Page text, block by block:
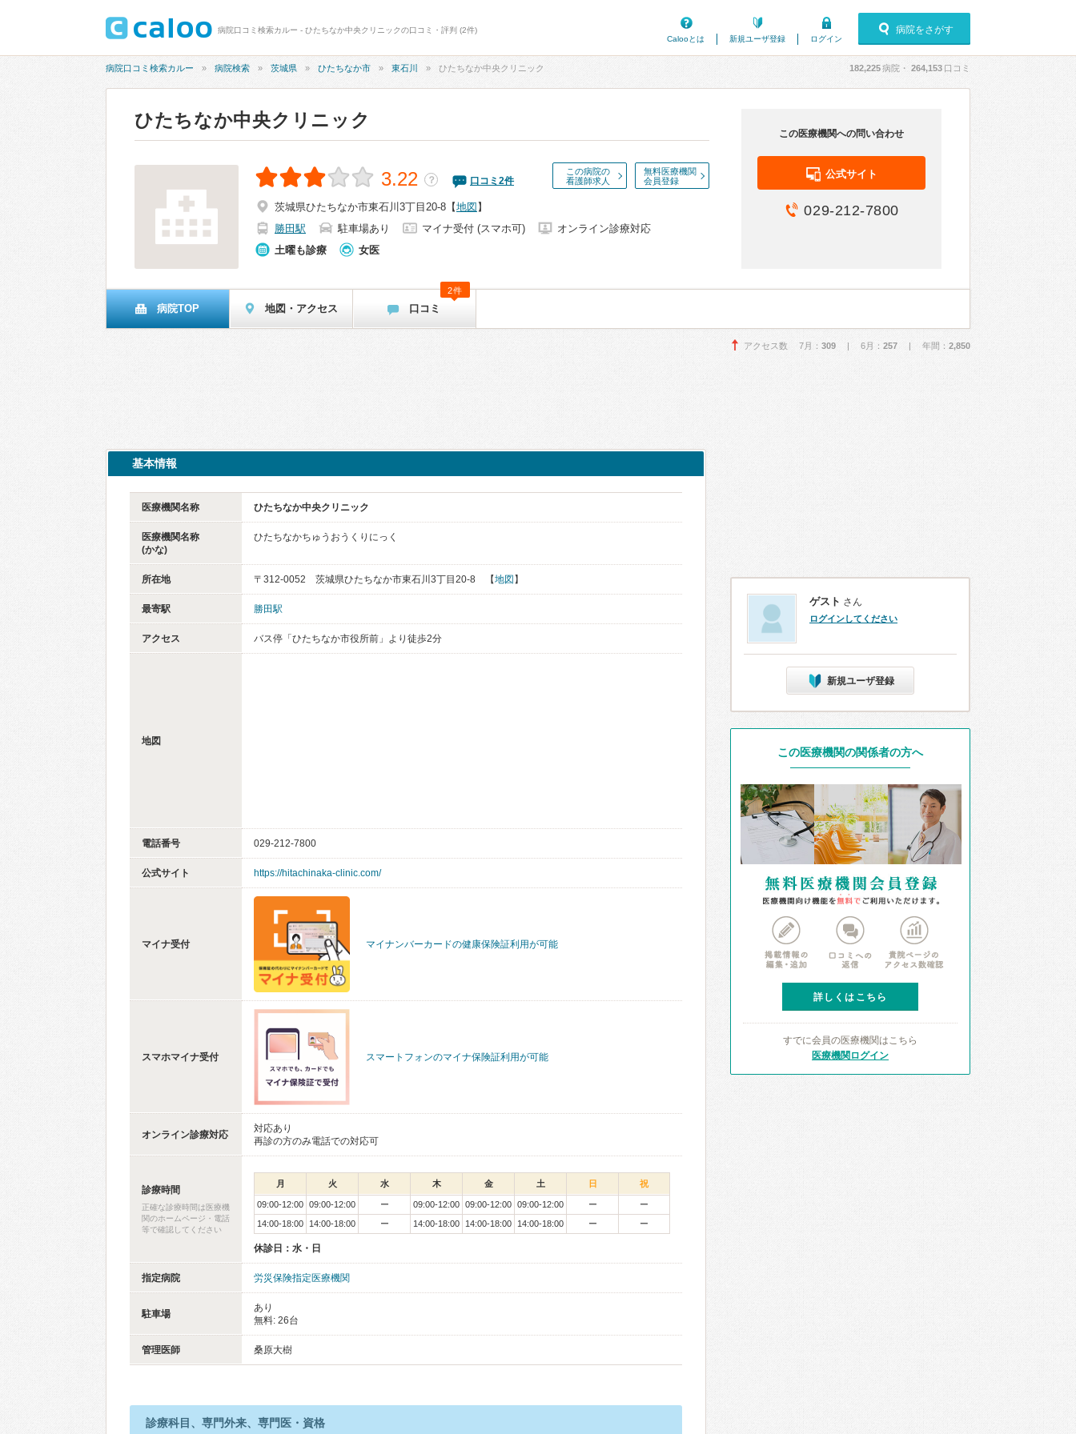
病院口コミ検索カルー - ひたちなか中央クリニックの口コミ・評判 (2件)
Calooとは
新規ユーザ登録 ログイン
病院をさがす
病院口コミ検索カルー 病院検索 茨城県 ひたちなか市 東石川 ひたちなか中央クリニック 182,225病院・ 264,153 口コミ
ひたちなか中央クリニック
この病院の
看護師求人
無料医療機関
会員登録
3.22 ？ 口コミ 2件
茨城県ひたちなか市東石川3丁目20-8 【地図 】
勝田駅
駐車場あり マイナ受付 (スマホ可)
オンライン診療対応
土曜も診療
女医
この医療機関への問い合わせ
公式サイト
029-212-7800
病院TOP 地図・アクセス 口コミ
2件
アクセス数 7月： 309 | 6月： 257 | 年間： 2,850
基本情報
医療機関名称 ひたちなか中央クリニック
医療機関名称
(かな)
ひたちなかちゅうおうくりにっく
所在地 〒312-0052 茨城県ひたちなか市東石川3丁目20-8 【地図 】
最寄駅 勝田駅
アクセス バス停「ひたちなか市役所前」より徒歩2分
地図
電話番号 029-212-7800
公式サイト https://hitachinaka-clinic.com/
マイナ受付 マイナンバーカードの健康保険証利用が可能
スマホマイナ受付 スマートフォンのマイナ保険証利用が可能
オンライン診療対応
対応あり
再診の方のみ電話での対応可
診療時間
正確な診療時間は医療機
関のホームページ・電話
等で確認してください
月 火 水 木 金 土 日 祝
09:00-12:00 09:00-12:00 ー 09:00-12:00 09:00-12:00 09:00-12:00 ー
ー
14:00-18:00
14:00-18:00 ー 14:00-18:00 14:00-18:00 14:00-18:00 ー ー
休診日：水・日
指定病院 労災保険指定医療機関
駐車場
あり
無料: 26台
管理医師 桑原大樹
診療科目、専門外来、専門医・資格
ゲスト さん
ログインしてください
新規ユーザ登録
この医療機関の関係者の方へ
詳しくはこちら
すでに会員の医療機関はこちら
医療機関ログイン